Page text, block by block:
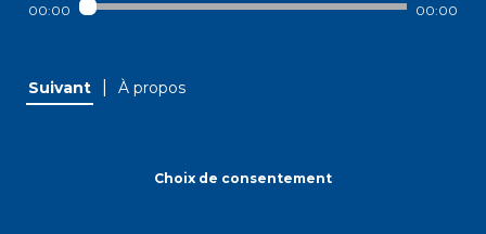
00:00 00:00
Suivant À propos
Choix de consentement